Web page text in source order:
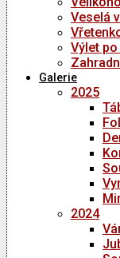
Veselá
Výlet po
Galerie
2025
2024